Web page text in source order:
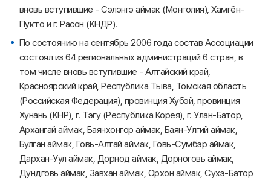
вновь вступившие - Сэлэнгэ аймак (Монголия), Хамгён-
Пукто и г. Расон (КНДР).
По состоянию на сентябрь 2006 года состав Ассоциации
состоял из 64 региональных администраций 6 стран, в
том числе вновь вступившие - Алтайский край,
Красноярский край, Республика Тыва, Томская область
(Российская Федерация), провинция Хубэй, провинция
Хунань (КНР), г. Тэгу (Республика Корея), г. Улан-Батор,
Архангай аймак, Баянхонгор аймак, Баян-Улгий аймак,
Булган аймак, Говь-Алтай аймак, Говь-Сумбэр аймак,
Дархан-Уул аймак, Дорнод аймак, Дорноговь аймак,
Дундговь аймак, Завхан аймак, Орхон аймак, Сухэ-Батор